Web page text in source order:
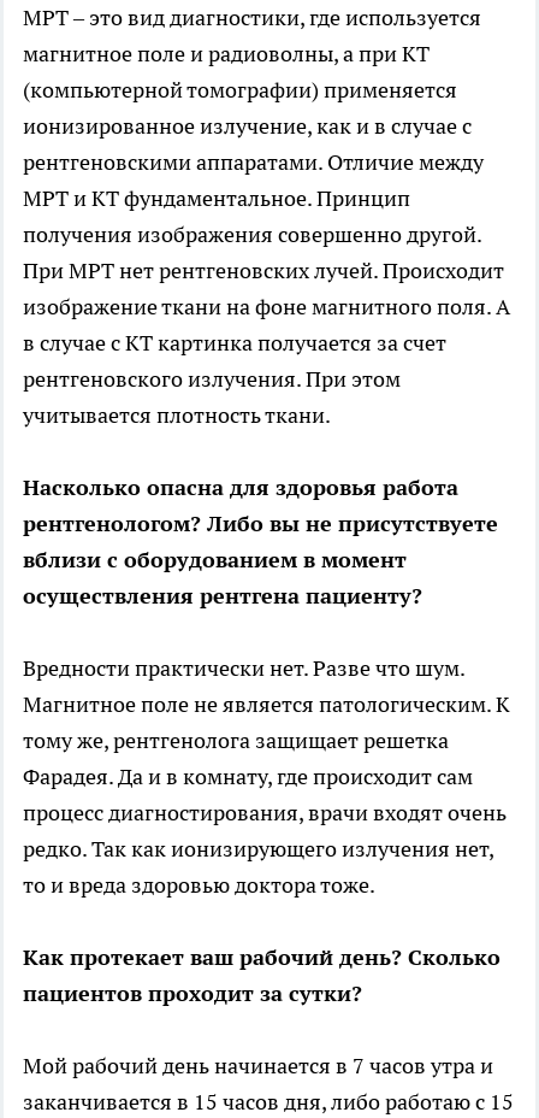
МРТ – это вид диагностики, где используется
магнитное поле и радиоволны, а при КТ
(компьютерной томографии) применяется
ионизированное излучение, как и в случае с
рентгеновскими аппаратами. Отличие между
МРТ и КТ фундаментальное. Принцип
получения изображения совершенно другой.
При МРТ нет рентгеновских лучей. Происходит
изображение ткани на фоне магнитного поля. А
в случае с КТ картинка получается за счет
рентгеновского излучения. При этом
учитывается плотность ткани.
Насколько опасна для здоровья работа
рентгенологом? Либо вы не присутствуете
вблизи с оборудованием в момент
осуществления рентгена пациенту?
Вредности практически нет. Разве что шум.
Магнитное поле не является патологическим. К
тому же, рентгенолога защищает решетка
Фарадея. Да и в комнату, где происходит сам
процесс диагностирования, врачи входят очень
редко. Так как ионизирующего излучения нет,
то и вреда здоровью доктора тоже.
Как протекает ваш рабочий день? Сколько
пациентов проходит за сутки?
Мой рабочий день начинается в 7 часов утра и
заканчивается в 15 часов дня, либо работаю с 15